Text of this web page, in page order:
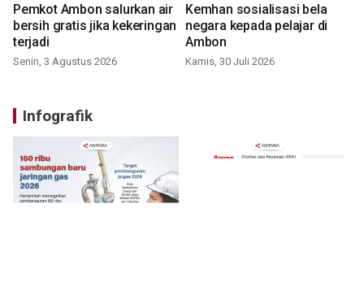
Pemkot Ambon salurkan air
bersih gratis jika kekeringan
terjadi
Senin, 3 Agustus 2026
Kemhan sosialisasi bela
negara kepada pelajar di
Ambon
Kamis, 30 Juli 2026
Infografik